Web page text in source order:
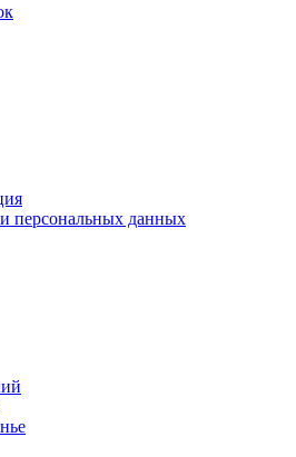
персональных данных